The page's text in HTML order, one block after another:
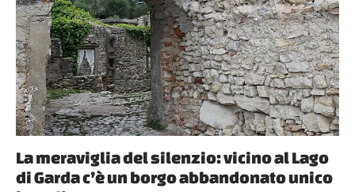
La meraviglia del silenzio: vicino al Lago
di Garda c’è un borgo abbandonato unico